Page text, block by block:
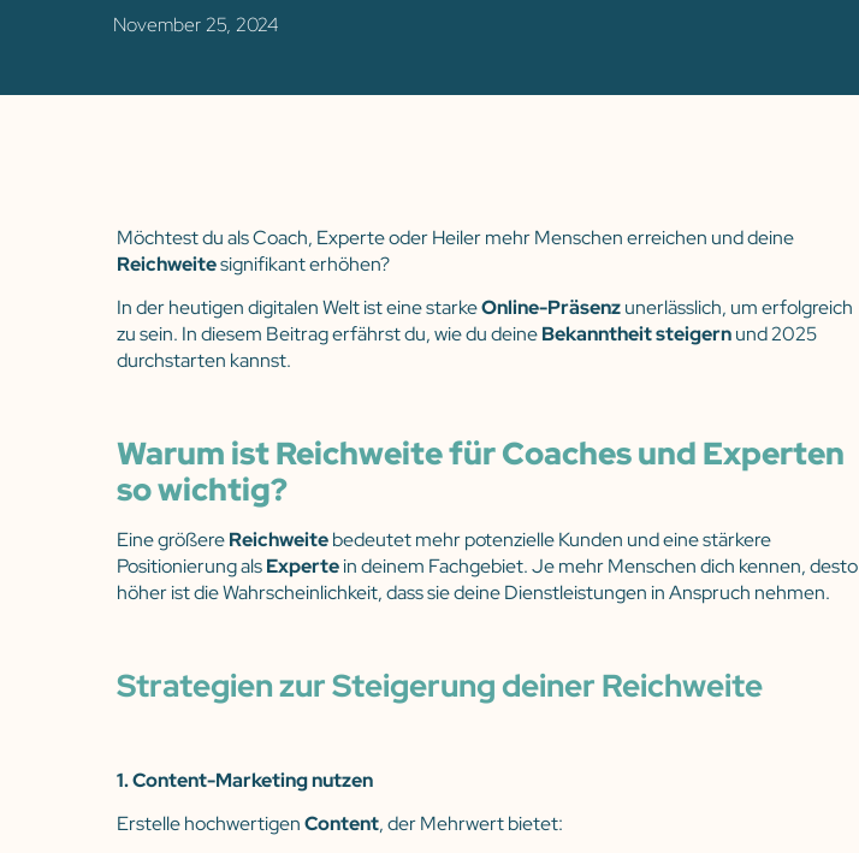
November 25, 2024
Möchtest du als Coach, Experte oder Heiler mehr Menschen erreichen und deine
Reichweitesignifikant erhöhen?
In der heutigen digitalen Welt ist eine starkeOnline-Präsenzunerlässlich, um erfolgreich
zu sein. In diesem Beitrag erfährst du, wie du deineBekanntheit steigernund 2025
durchstarten kannst.
Warum ist Reichweite für Coaches und Experten
so wichtig?
Eine größereReichweitebedeutet mehr potenzielle Kunden und eine stärkere
Positionierung alsExpertein deinem Fachgebiet. Je mehr Menschen dich kennen, desto
höher ist die Wahrscheinlichkeit, dass sie deine Dienstleistungen in Anspruch nehmen.
Strategien zur Steigerung deiner Reichweite
1. Content-Marketing nutzen
Erstelle hochwertigenContent, der Mehrwert bietet: